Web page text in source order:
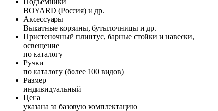
BOYARD (Россия) и др.
Аксессуары
Выкатные корзины, бутылочницы и др.
Пристеночный плинтус, барные стойки и навески,
освещение
по каталогу
Ручки
по каталогу (более 100 видов)
Размер
индивидуальный
Цена
указана за базовую комплектацию